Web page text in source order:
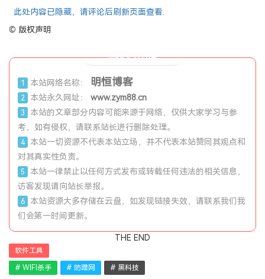
此处内容已隐藏，请评论后刷新页面查看.
© 版权声明
版权声明
1 本站网络名称： 明恒博客
2 本站永久网址： www.zym88.cn
3
本站的文章部分内容可能来源于网络，仅供大家学习与参
考，如有侵权，请联系站长进行删除处理。
4 本站一切资源不代表本站立场，并不代表本站赞同其观点和
对其真实性负责。
5
本站一律禁止以任何方式发布或转载任何违法的相关信息，
访客发现请向站长举报。
6 本站资源大多存储在云盘，如发现链接失效，请联系我们我
们会第一时间更新。
THE END
软件工具
# WIFI杀手
# 防蹭网 # 黑科技